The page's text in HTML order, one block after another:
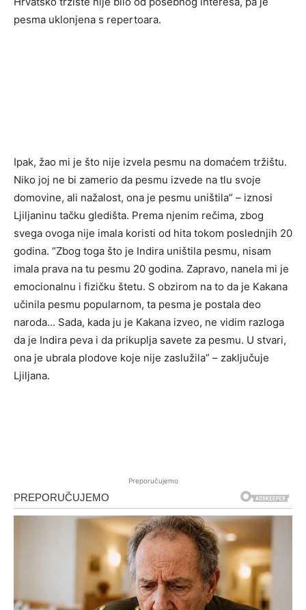
pesma uklonjena s repertoara.
Ipak, žao mi je što nije izvela pesmu na domaćem tržištu.
Niko joj ne bi zamerio da pesmu izvede na tlu svoje
domovine, ali nažalost, ona je pesmu uništila” – iznosi
Ljiljaninu tačku gledišta. Prema njenim rečima, zbog
svega ovoga nije imala koristi od hita tokom poslednjih 20
godina. “Zbog toga što je Indira uništila pesmu, nisam
imala prava na tu pesmu 20 godina. Zapravo, nanela mi je
emocionalnu i fizičku štetu. S obzirom na to da je Kakana
učinila pesmu popularnom, ta pesma je postala deo
naroda… Sada, kada ju je Kakana izveo, ne vidim razloga
da je Indira peva i da prikuplja savete za pesmu. U stvari,
ona je ubrala plodove koje nije zaslužila” – zaključuje
Ljiljana.
Preporučujemo